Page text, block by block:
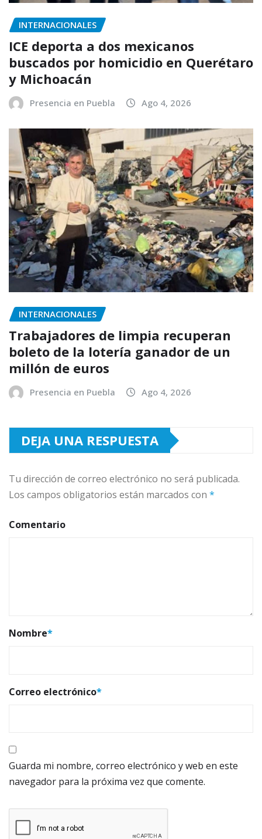
INTERNACIONALES
ICE deporta a dos mexicanos
buscados por homicidio en Querétaro
y Michoacán
Presencia en Puebla Ago 4, 2026
INTERNACIONALES
Trabajadores de limpia recuperan
boleto de la lotería ganador de un
millón de euros
Presencia en Puebla Ago 4, 2026
DEJA UNA RESPUESTA
Tu dirección de correo electrónico no será publicada.
Los campos obligatorios están marcados con *
Comentario
Nombre*
Correo electrónico*
Guarda mi nombre, correo electrónico y web en este
navegador para la próxima vez que comente.